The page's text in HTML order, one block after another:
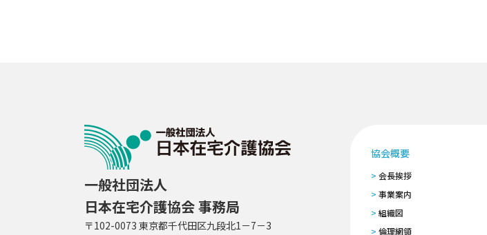
一般社団法人
日本在宅介護協会 事務局
〒102-0073 東京都千代田区九段北1－7－3
協会概要
会長挨拶
事業案内
組織図
倫理網領